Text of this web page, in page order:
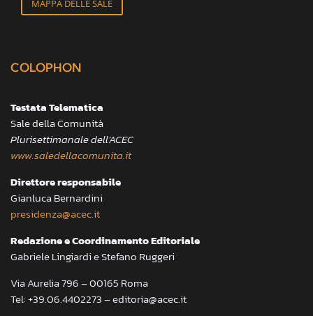
MAPPA DELLE SALE
COLOPHON
Testata Telematica
Sale della Comunità
Plurisettimanale dell’ACEC
www.saledellacomunita.it
Direttore responsabile
Gianluca Bernardini
presidenza@acec.it
Redazione e Coordinamento Editoriale
Gabriele Lingiardi e Stefano Ruggeri
Via Aurelia 796 – 00165 Roma
Tel: +39.06.4402273 – editoria@acec.it